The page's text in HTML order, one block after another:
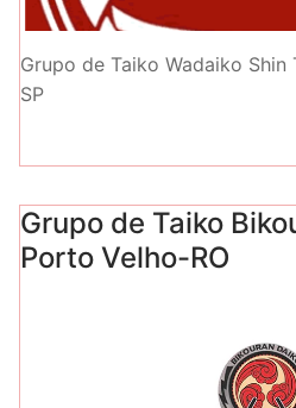
Grupo de Taiko Wadaiko Shin
SP
Grupo de Taiko
Porto Velho-RO